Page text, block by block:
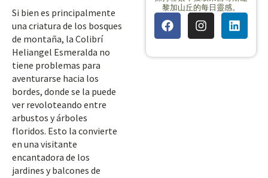
Si bien es principalmente
una criatura de los bosques
de montaña, la Colibrí
Heliangel Esmeralda no
tiene problemas para
aventurarse hacia los
bordes, donde se la puede
ver revoloteando entre
arbustos y árboles
floridos. Esto la convierte
en una visitante
encantadora de los
jardines y balcones de
黎加山丘的每日靈感。